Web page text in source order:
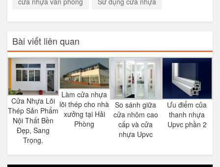
Bài viết liên quan
Cửa Nhựa Lõi
Thép Sản Phẩm
Nội Thất Bền
Đẹp, Sang
Trọng.
Làm cửa nhựa
lõi thép cho nhà
xưởng tại Hải
Phòng
So sánh giữa
cửa nhôm cao
cấp và cửa
nhựa Upvc
Ưu điểm của
thanh nhựa
Upvc phần 2